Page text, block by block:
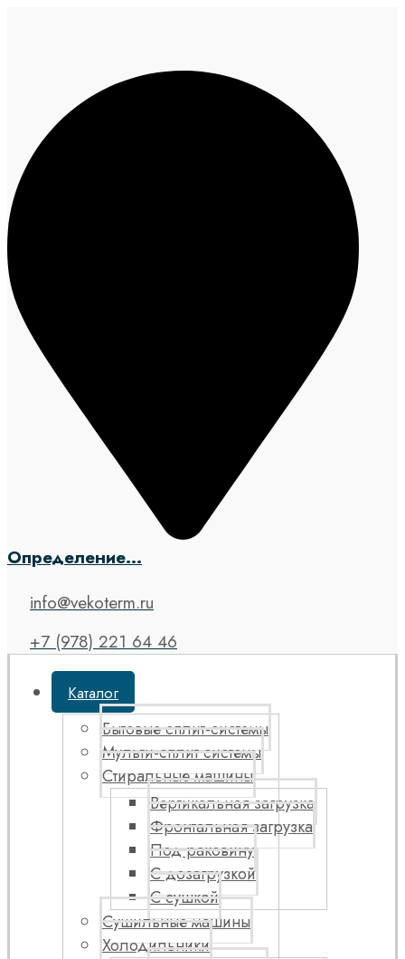
Определение...
info@vekoterm.ru
+7 (978) 221 64 46
Каталог
Бытовые сплит-системы
Мульти-сплит системы
Стиральные машины
Вертикальная загрузка
Фронтальная загрузка
Под раковину
С дозагрузкой
С сушкой
Сушильные машины
Холодильники